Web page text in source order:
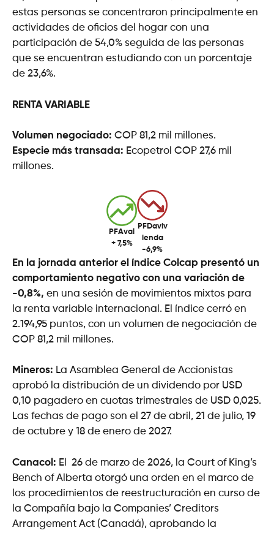
estas personas se concentraron principalmente en
actividades de oficios del hogar con una
participación de 54,0% seguida de las personas
que se encuentran estudiando con un porcentaje
de 23,6%.
RENTA VARIABLE
Volumen negociado: COP 81,2 mil millones.
Especie más transada: Ecopetrol COP 27,6 mil
millones.
PFAval
+ 7,5%
PFDaviv
ienda
-6,9%
En la jornada anterior el índice Colcap presentó un
comportamiento negativo con una variación de
-0,8%, en una sesión de movimientos mixtos para
la renta variable internacional. El índice cerró en
2.194,95 puntos, con un volumen de negociación de
COP 81,2 mil millones.
Mineros: La Asamblea General de Accionistas
aprobó la distribución de un dividendo por USD
0,10 pagadero en cuotas trimestrales de USD 0,025.
Las fechas de pago son el 27 de abril, 21 de julio, 19
de octubre y 18 de enero de 2027.
Canacol: El 26 de marzo de 2026, la Court of King’s
Bench of Alberta otorgó una orden en el marco de
los procedimientos de reestructuración en curso de
la Compañía bajo la Companies’ Creditors
Arrangement Act (Canadá), aprobando la